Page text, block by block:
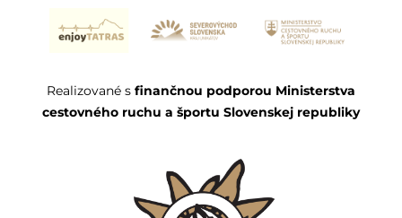
Realizované s finančnou podporou Ministerstva
cestovného ruchu a športu Slovenskej republiky